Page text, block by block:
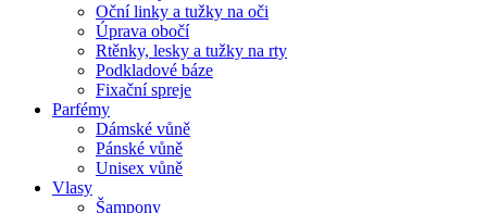
Oční linky a tužky na oči
Úprava obočí
Rtěnky, lesky a tužky na rty
Podkladové báze
Fixační spreje
Parfémy
Dámské vůně
Pánské vůně
Unisex vůně
Vlasy
Šampony